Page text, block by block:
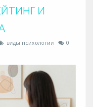
И
виды психологии
0